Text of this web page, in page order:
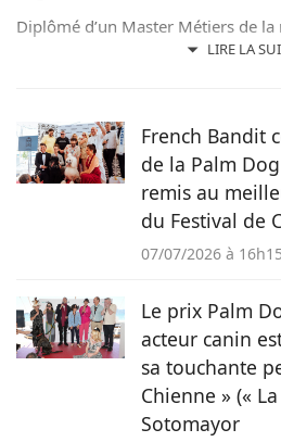
LIRE LA
Diplômé d’un Master Métiers de
un amoureux des chiens depuis
vous émouvoir et vous informer
préférés.
French Bandit
de la Palm
remis au
du Festival de
07/07/2026 à
Le prix Palm
acteur canin
sa touchante
Chienne » («
Sotomayor